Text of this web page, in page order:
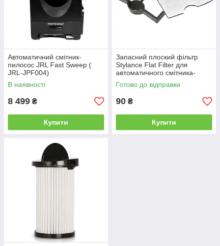
Автоматичний смітник-
пилосос JRL Fast Sweep (
JRL-JPF004)
В наявності
8 499 ₴
Купити
Запасний плоский фільтр
Stylance Flat Filter для
автоматичного смітника-
пилососа Stylance Vacuum
Hair Dustbin
Готово до відправки
90 ₴
Купити